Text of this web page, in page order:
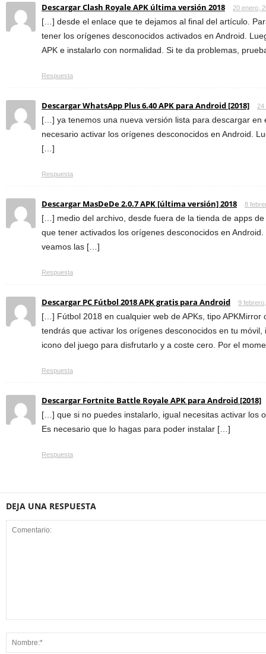
Descargar Clash Royale APK última versión 2018 20 enero,
[…] desde el enlace que te dejamos al final del artículo.
tener los orígenes desconocidos activados en Android.
APK e instalarlo con normalidad. Si te da problemas,
Respuesta
Descargar WhatsApp Plus 6.40 APK para Android [2018] 24
[…] ya tenemos una nueva versión lista para descargar en
necesario activar los orígenes desconocidos en Android.
[…]
Respuesta
Descargar MasDeDe 2.0.7 APK [última versión] 2018 8
[…] medio del archivo, desde fuera de la tienda de apps
que tener activados los orígenes desconocidos en
veamos las […]
Respuesta
Descargar PC Fútbol 2018 APK gratis para Android 9
[…] Fútbol 2018 en cualquier web de APKs, tipo APKMirror
tendrás que activar los orígenes desconocidos en tu móvil,
icono del juego para disfrutarlo y a coste cero. Por el
Respuesta
Descargar Fortnite Battle Royale APK para Android [2018]
[…] que si no puedes instalarlo, igual necesitas activar los
Es necesario que lo hagas para poder instalar […]
Respuesta
DEJA UNA RESPUESTA